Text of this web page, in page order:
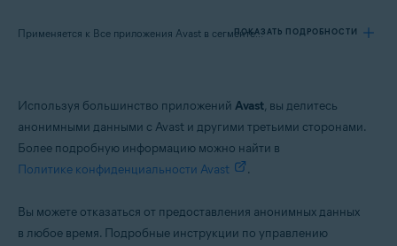
Применяется к Все приложения Avast в сегменте потребительских решений
ПОКАЗАТЬ ПОДРОБНОСТИ
Продукты:
Все приложения Avast в сегменте потребительских решений
Используя большинство приложений Avast, вы делитесь
анонимными данными с Avast и другими третьими сторонами.
Более подробную информацию можно найти в
Политике конфиденциальности Avast
.
Вы можете отказаться от предоставления анонимных данных
в любое время. Подробные инструкции по управлению